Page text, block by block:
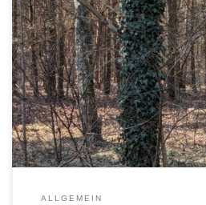
Die Arbeiterwohlfahrt hat einen
verbindlichen Rahmen, Orientierung
auf dem Weg zur Klimaneutralität. Zu
Plans gehören: Gebäudeenergie,
Verpflegung, Steuerung und
Auch die Arbeiterwohlfahrt Berlin
Leistungen und Angebote
Leuchtturmprojekt zu etablieren. […]
ALLGEMEIN